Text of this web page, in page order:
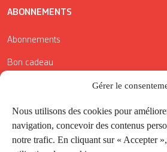
Gérer le
Nous utilisons des cookies pour
navigation, concevoir des contenus
notre trafic. En cliquant sur « Accepter
ABONNEMENTS
Abonnements
Bon cadeau
Conditions générales de vente
Réductions de la Carte Côté Courrier
Application